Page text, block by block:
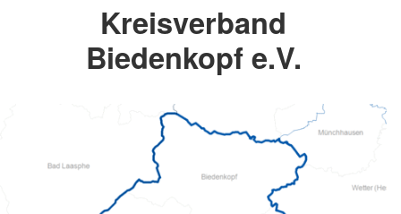
Kreisverband
Biedenkopf e.V.